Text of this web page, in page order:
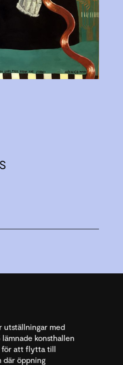
utställningar med
konsthallen
för att flytta till
där öppning